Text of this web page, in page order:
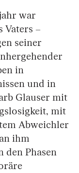
war
Vaters –
seiner
in
und in
Glauser mit
mit
Abweichler
ihm
den Phasen